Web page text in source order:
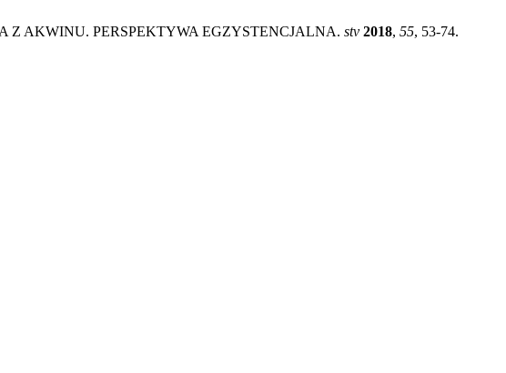
Z AKWINU. PERSPEKTYWA EGZYSTENCJALNA. stv 2018, 55, 53-74.